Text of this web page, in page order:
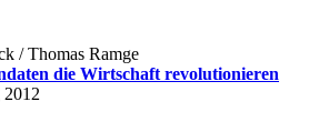
/ Thomas Ramge
die Wirtschaft revolutionieren